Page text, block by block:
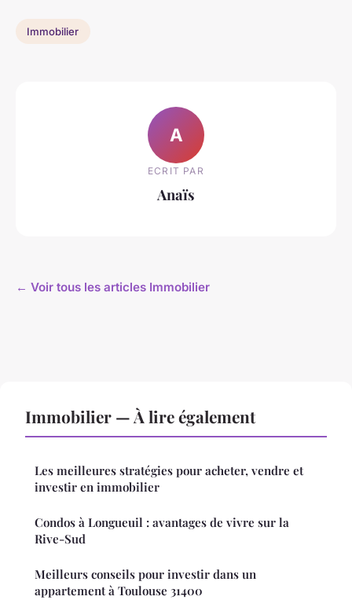
Immobilier
A
ECRIT PAR
Anaïs
← Voir tous les articles Immobilier
Immobilier — À lire également
Les meilleures stratégies pour acheter, vendre et
investir en immobilier
Condos à Longueuil : avantages de vivre sur la
Rive-Sud
Meilleurs conseils pour investir dans un
appartement à Toulouse 31400